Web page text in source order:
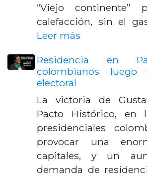
“Viejo continente”
calefacción, sin el
Leer más
Residencia en
colombianos luego
electoral
La victoria de
Pacto Histórico, en
presidenciales
provocar una
capitales, y un
demanda de